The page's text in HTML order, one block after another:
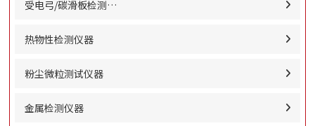
受电弓/碳滑板检测…
热物性检测仪器
粉尘微粒测试仪器
金属检测仪器